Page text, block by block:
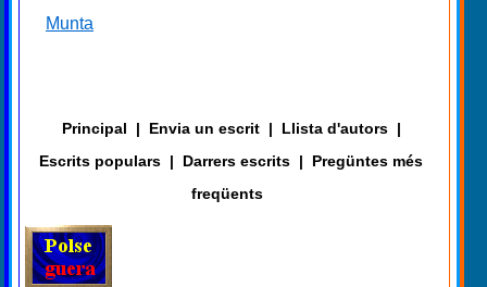
Munta
Principal | Envia un escrit | Llista d'autors |
Escrits populars | Darrers escrits |
Pregüntes més
freqüents